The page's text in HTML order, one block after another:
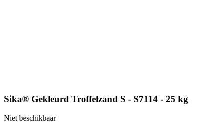
Sika® Gekleurd Troffelzand S - S7114 - 25 kg
Niet beschikbaar